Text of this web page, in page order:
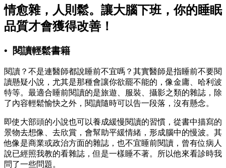
情愈雜，人則鬆。讓大腦下班，你的睡眠
品質才會獲得改善！
• 閱讀輕鬆書籍
閱讀？不是連醫師都說睡前不宜嗎？其實醫師是指睡前不要閱
讀懸疑小說，尤其是那種會讓你欲罷不能的，像金庸、哈利波
特等。最適合睡前閱讀的是旅遊、服裝、攝影之類的雜誌，除
了內容輕鬆愉快之外，閱讀隨時可以告一段落，沒有懸念。
即使大部頭的小說也可以養成緩慢閱讀的習慣，從書中描寫的
景物去想像、去欣賞，會幫助平緩情緒，形成腦中的慢波。其
他像是商業或政治方面的雜誌，也不宜睡前閱讀，曾有位病人
說已經照我教的看雜誌，但是一樣睡不著。所以他來看診時我
問了一些問題。